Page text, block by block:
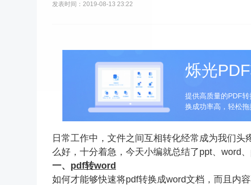
发表时间：2019-08-13 23:22
烁光
提供高质量的PDF
换成功率高，轻松拖
日常工作中，文件之间互相转化经常成为我们
么好，十分着急，今天小编就总结了ppt、word
一、 pdf转word
如何才能够快速将pdf转换成word文档，而且内